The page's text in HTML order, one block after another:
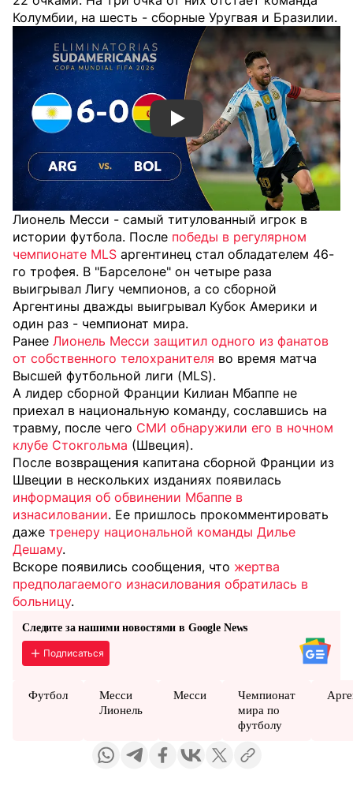
Колумбии, на шесть - сборные Уругвая и Бразилии.
Смотреть видео YouTube
Лионель Месси - самый титулованный игрок в
истории футбола. После победы в регулярном
чемпионате MLS аргентинец стал обладателем 46-
го трофея. В "Барселоне" он четыре раза
выигрывал Лигу чемпионов, а со сборной
Аргентины дважды выигрывал Кубок Америки и
один раз - чемпионат мира.
Ранее Лионель Месси защитил одного из фанатов
от собственного телохранителя во время матча
Высшей футбольной лиги (MLS).
А лидер сборной Франции Килиан Мбаппе не
приехал в национальную команду, сославшись на
травму, после чего СМИ обнаружили его в ночном
клубе Стокгольма (Швеция).
После возвращения капитана сборной Франции из
Швеции в нескольких изданиях появилась
информация об обвинении Мбаппе в
изнасиловании. Ее пришлось прокомментировать
даже тренеру национальной команды Дилье
Дешаму.
Вскоре появились сообщения, что жертва
предполагаемого изнасилования обратилась в
больницу.
Следите за нашими новостями в Google News
Подписаться
Футбол
Месси
Лионель
Месси
Чемпионат
мира по
футболу